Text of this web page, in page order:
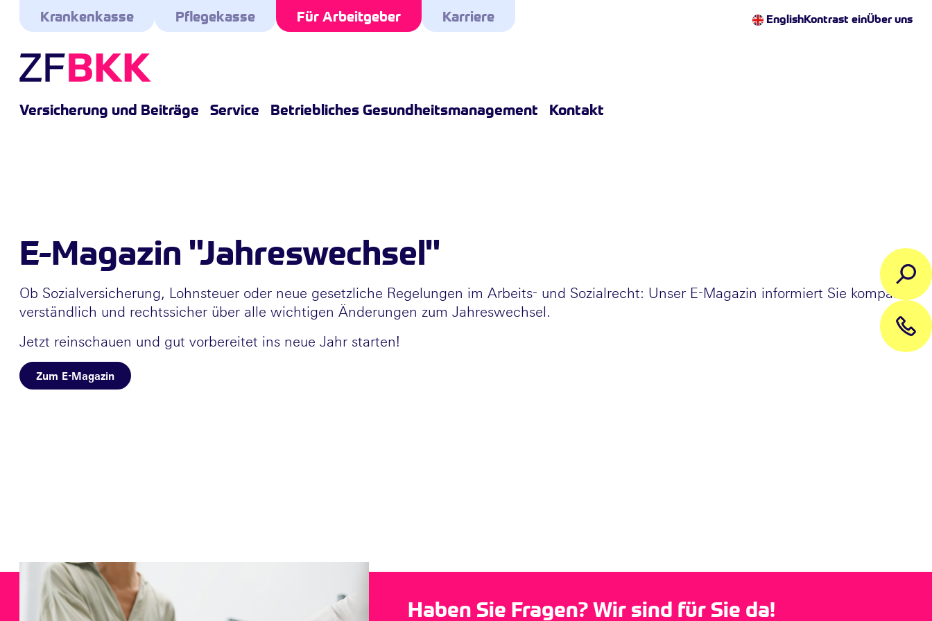
Skip to the content
Krankenkasse Pflegekasse Für Arbeitgeber Karriere EnglishKontrast einÜber uns
Versicherung und Beiträge Service Betriebliches Gesundheitsmanagement Kontakt
E-Magazin "Jahreswechsel"
Ob Sozialversicherung, Lohnsteuer oder neue gesetzliche Regelungen im Arbeits- und Sozialrecht: Unser E-Magazin informiert Sie kompakt,
verständlich und rechtssicher über alle wichtigen Änderungen zum Jahreswechsel.
Jetzt reinschauen und gut vorbereitet ins neue Jahr starten!
Zum E-Magazin
Haben Sie Fragen? Wir sind für Sie da!